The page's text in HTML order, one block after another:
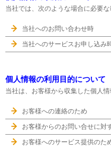
当社では、次のような場合に必要
当社へのお問い合わせ時
当社へのサービスお申し込み
個人情報の利用目的について
当社は、お客様から収集した個人
お客様への連絡のため
お客様からのお問い合せに対
お客様へのサービス提供のた